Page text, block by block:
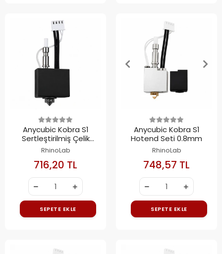
Anycubic Kobra S1
Sertleştirilmiş Çelik
Hotend Kiti 0.2mm
RhinoLab
716,20 TL
SEPETE EKLE
Anycubic Kobra S1
Hotend Seti 0.8mm
RhinoLab
748,57 TL
SEPETE EKLE